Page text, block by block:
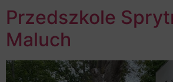
Przedszkole
Maluch